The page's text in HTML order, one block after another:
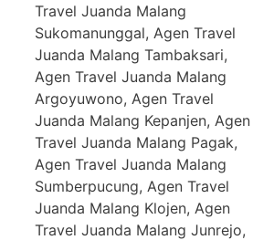
Travel Juanda Malang
Sukomanunggal, Agen Travel
Juanda Malang Tambaksari,
Agen Travel Juanda Malang
Argoyuwono, Agen Travel
Juanda Malang Kepanjen, Agen
Travel Juanda Malang Pagak,
Agen Travel Juanda Malang
Sumberpucung, Agen Travel
Juanda Malang Klojen, Agen
Travel Juanda Malang Junrejo,